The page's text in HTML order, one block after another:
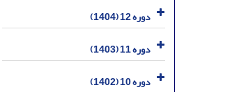
دوره 12 (1404)
دوره 11 (1403)
دوره 10 (1402)